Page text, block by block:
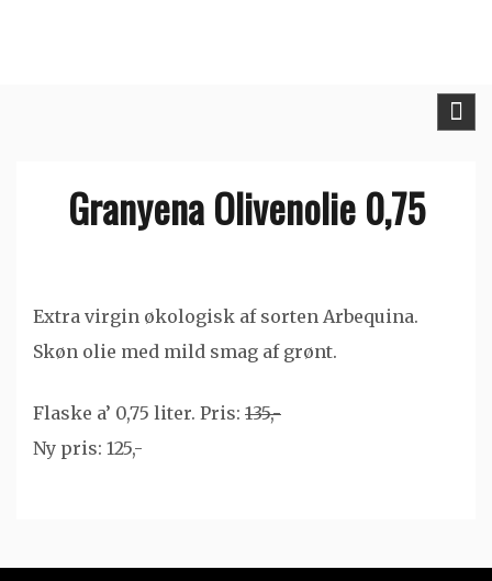
Granyena Olivenolie 0,75
Extra virgin økologisk af sorten Arbequina.
Skøn olie med mild smag af grønt.
Flaske a’ 0,75 liter. Pris: 135,-
Ny pris: 125,-